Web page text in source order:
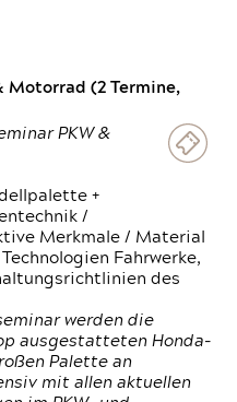
Motorrad (2 Termine,
PKW &
+
/
Merkmale / Material
Fahrwerke,
des
werden die
ausgestatteten Honda-
Palette an
mit allen aktuellen